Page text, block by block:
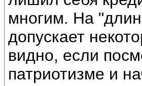
многим. На
допускает
видно, если
патриотизме и